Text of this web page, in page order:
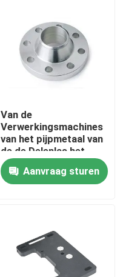
Van de
Verwerkingsmachines
van het pijpmetaal van
de de Delenlas het
Roestvrije staal van de
de Halsflens
Aanvraag sturen